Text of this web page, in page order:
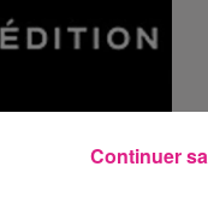
Continuer